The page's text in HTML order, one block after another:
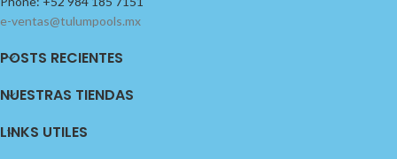
e-ventas@tulumpools.mx
POSTS RECIENTES
NUESTRAS TIENDAS
LINKS UTILES